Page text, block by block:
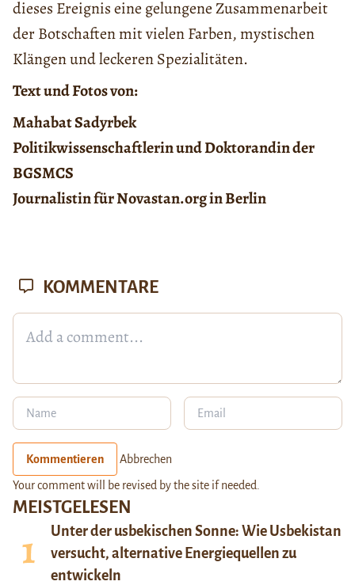
dieses Ereignis eine gelungene Zusammenarbeit
der Botschaften mit vielen Farben, mystischen
Klängen und leckeren Spezialitäten.
Text und Fotos von:
Mahabat Sadyrbek
Politikwissenschaftlerin und Doktorandin der
BGSMCS
Journalistin für Novastan.org in Berlin
MEISTGELESEN
Unter der usbekischen Sonne: Wie Usbekistan
versucht, alternative Energiequellen zu
entwickeln
KOMMENTARE
Kommentieren Abbrechen
Your comment will be revised by the site if needed.